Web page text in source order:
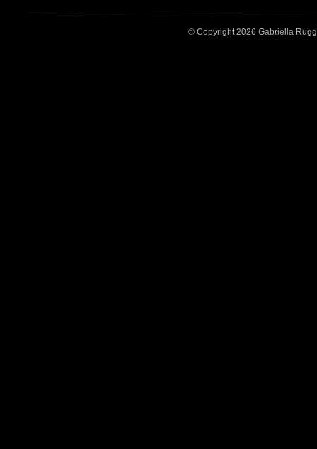
© Copyright 2026 Gabriella